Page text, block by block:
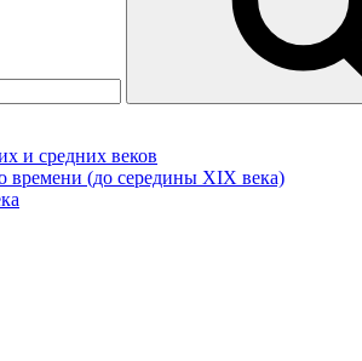
и средних веков
времени (до середины XIX века)